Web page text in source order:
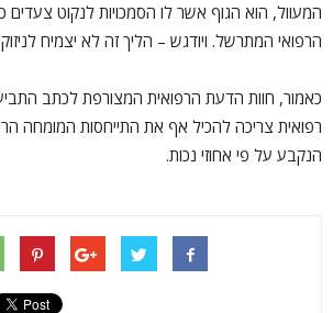
המעוול, הוא הגוף אשר לו הסמכויות לנקוט צעדים
הרפואי המתרשל. ויודגש – הליך זה לא יצמיח
כאמור, חוות הדעת הרפואית המצורפת לכתב
רפואית צריכה להכיל אף את התייחסות המומחה
הנקבע על פי אחוזי נכות.